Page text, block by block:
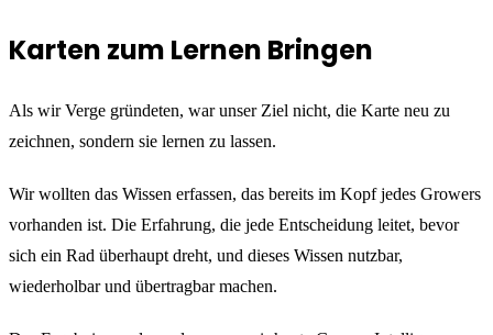
Karten zum Lernen Bringen
Als wir Verge gründeten, war unser Ziel nicht, die Karte neu zu
zeichnen, sondern sie lernen zu lassen.
Wir wollten das Wissen erfassen, das bereits im Kopf jedes Growers
vorhanden ist. Die Erfahrung, die jede Entscheidung leitet, bevor
sich ein Rad überhaupt dreht, und dieses Wissen nutzbar,
wiederholbar und übertragbar machen.